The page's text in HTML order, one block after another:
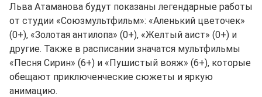
Льва Атаманова будут показаны легендарные работы
от студии «Союзмультфильм»: «Аленький цветочек»
(0+), «Золотая антилопа» (0+), «Желтый аист» (0+) и
другие. Также в расписании значатся мультфильмы
«Песня Сирин» (6+) и «Пушистый вояж» (6+), которые
обещают приключенческие сюжеты и яркую
анимацию.